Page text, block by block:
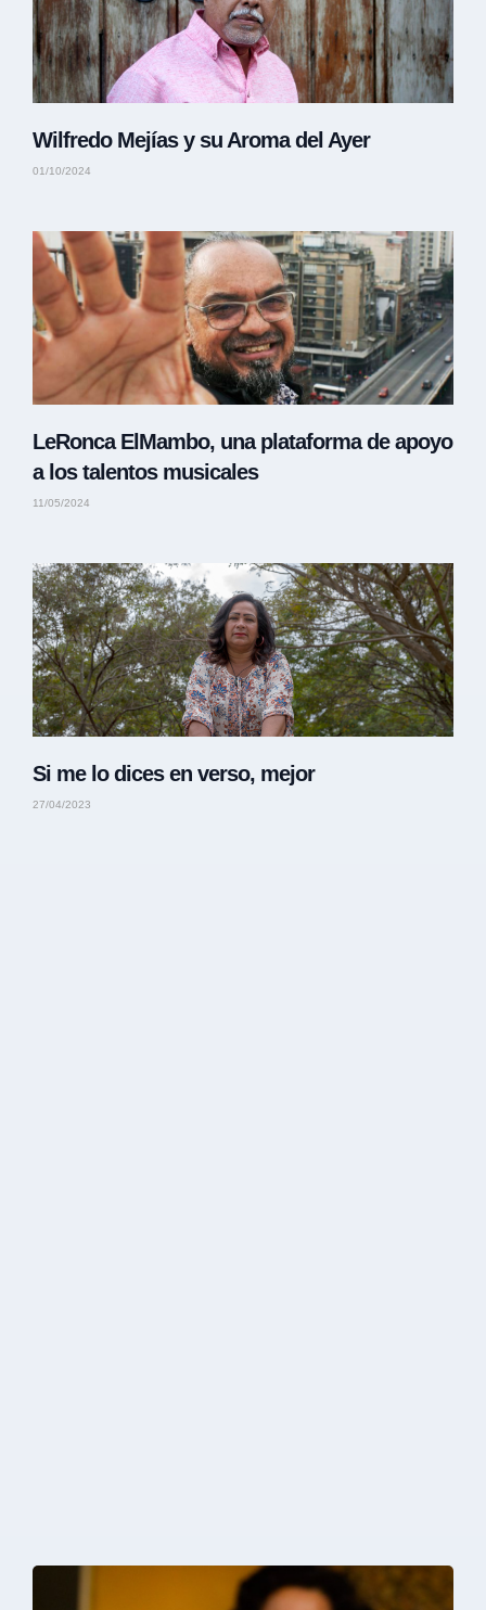
Wilfredo Mejías y su Aroma del Ayer
01/10/2024
LeRonca ElMambo, una plataforma de apoyo
a los talentos musicales
11/05/2024
Si me lo dices en verso, mejor
27/04/2023